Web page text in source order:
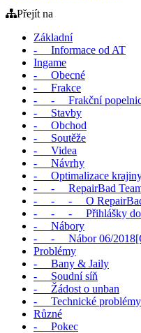
Přejít na
Základní
- Informace od AT
Ingame
- Obecné
- Frakce
- - Frakční
- Stavby
- Obchod
- Soutěže
- Videa
- Návrhy
- Optimalizace krajiny
- - RepairBad Team
- - - O RepairBad
- - - Přihlášky do
- Nábory
- - Nábor 06/
Problémy
- Bany & Jaily
- Soudní síň
- Žádost o unban
- Technické problémy
Různé
- Pokec